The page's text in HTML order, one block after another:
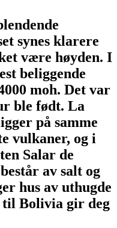
synes klarere
være høyden. I
beliggende
moh. Det var
ble født. La
på samme
vulkaner, og i
Salar de
av salt og
hus av uthugde
Bolivia gir deg